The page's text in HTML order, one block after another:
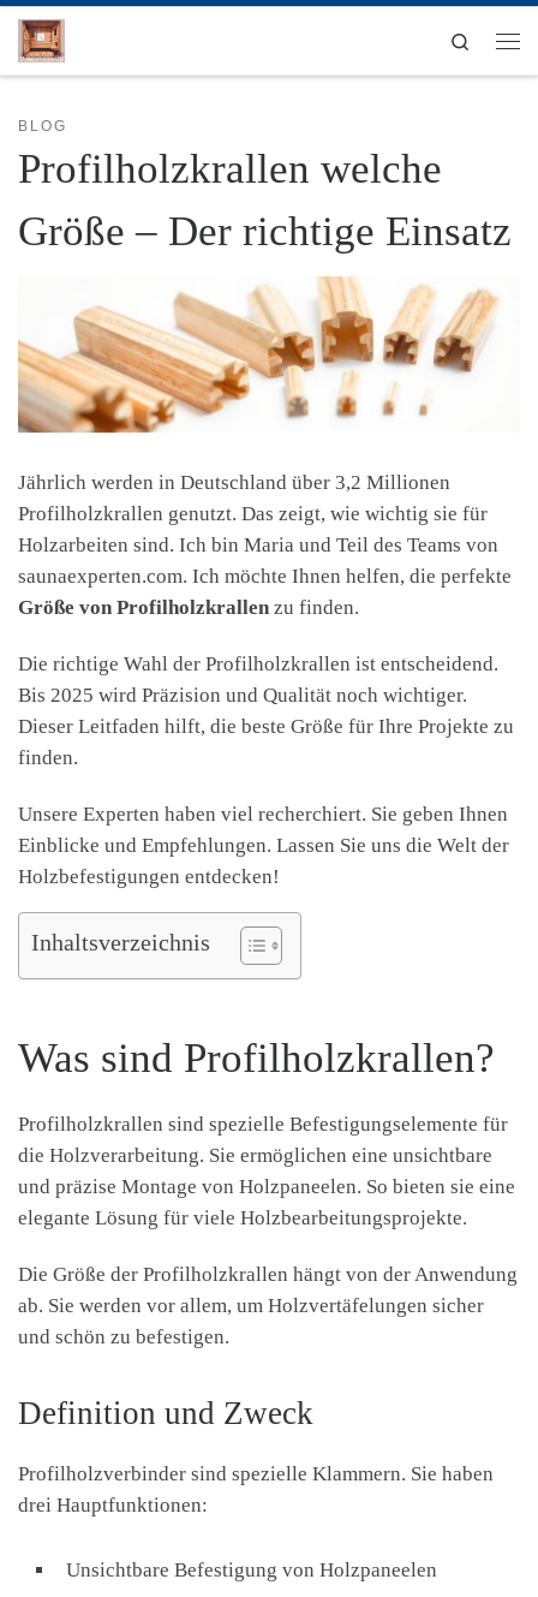
Zum Inhalt springen
Search
BLOG
Profilholzkrallen welche
Größe – Der richtige Einsatz
Jährlich werden in Deutschland über 3,2 Millionen
Profilholzkrallen genutzt. Das zeigt, wie wichtig sie für
Holzarbeiten sind. Ich bin Maria und Teil des Teams von
saunaexperten.com. Ich möchte Ihnen helfen, die perfekte
Größe von Profilholzkrallen zu finden.
Die richtige Wahl der Profilholzkrallen ist entscheidend.
Bis 2025 wird Präzision und Qualität noch wichtiger.
Dieser Leitfaden hilft, die beste Größe für Ihre Projekte zu
finden.
Unsere Experten haben viel recherchiert. Sie geben Ihnen
Einblicke und Empfehlungen. Lassen Sie uns die Welt der
Holzbefestigungen entdecken!
Inhaltsverzeichnis
Was sind Profilholzkrallen?
Profilholzkrallen sind spezielle Befestigungselemente für
die Holzverarbeitung. Sie ermöglichen eine unsichtbare
und präzise Montage von Holzpaneelen. So bieten sie eine
elegante Lösung für viele Holzbearbeitungsprojekte.
Die Größe der Profilholzkrallen hängt von der Anwendung
ab. Sie werden vor allem, um Holzvertäfelungen sicher
und schön zu befestigen.
Definition und Zweck
Profilholzverbinder sind spezielle Klammern. Sie haben
drei Hauptfunktionen:
Unsichtbare Befestigung von Holzpaneelen